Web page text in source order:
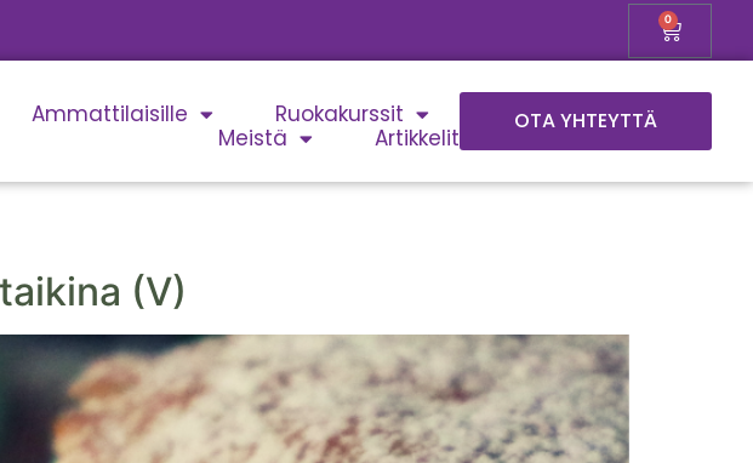
0
Ammattilaisille
Ruokakurssit
Meistä
Artikkelit
OTA YHTEYTTÄ
(V)